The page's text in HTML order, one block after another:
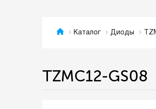
Каталог Диоды
TZMC12-GS08